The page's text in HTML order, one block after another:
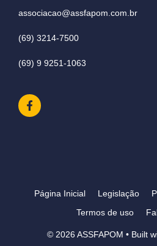
associacao@assfapom.com.br
(69) 3214-7500
(69) 9 9251-1063
Página Inicial Legislação
Termos de uso
© 2026 ASSFAPOM • Built